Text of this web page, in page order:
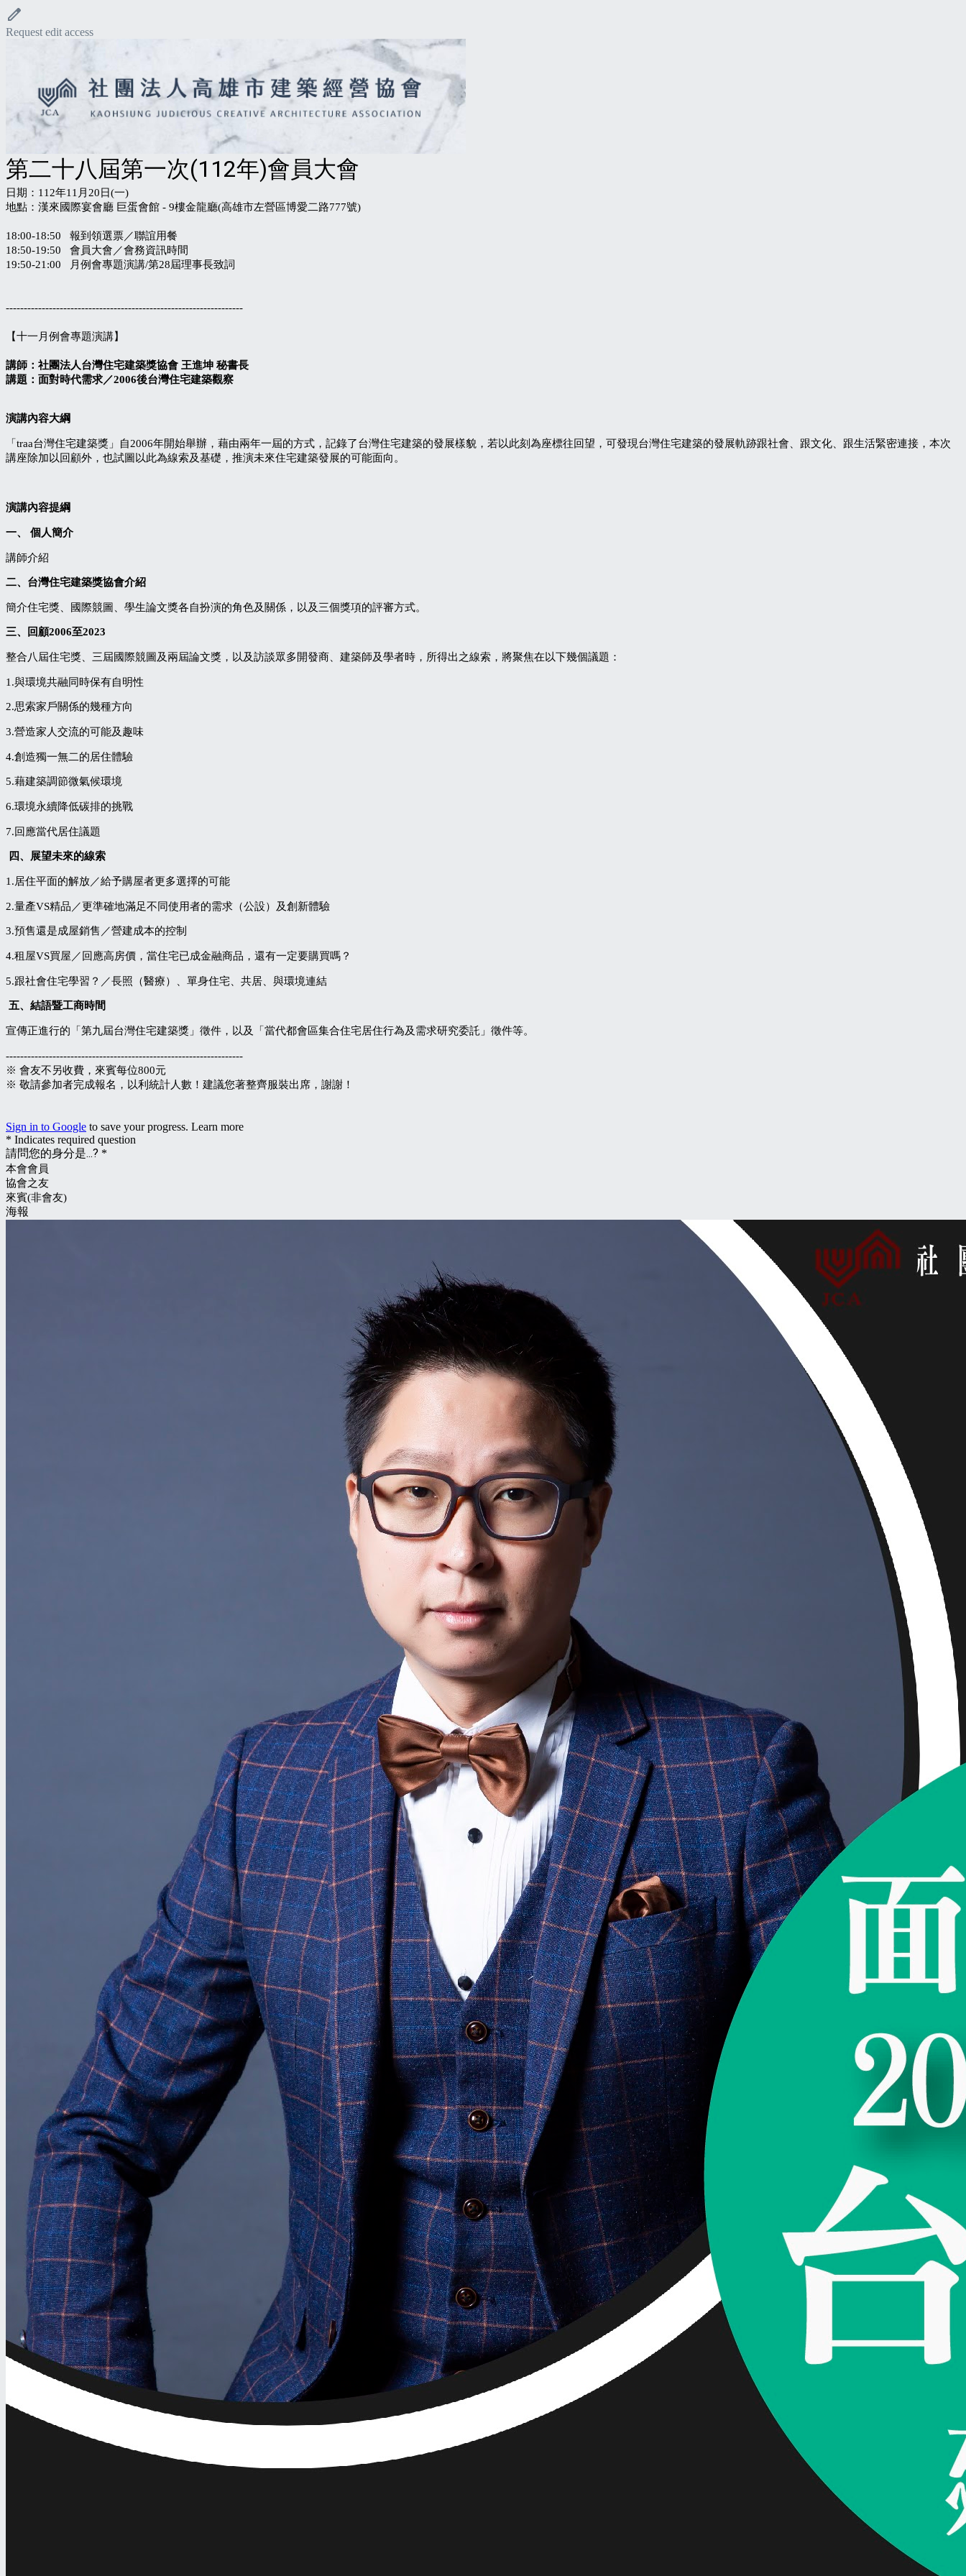
Request edit access
第二十八屆第一次(112年)會員大會
日期：112年11月20日(一)
地點：漢來國際宴會廳 巨蛋會館 - 9樓金龍廳(高雄市左營區博愛二路777號)
18:00-18:50 報到領選票／聯誼用餐
18:50-19:50 會員大會／會務資訊時間
19:50-21:00 月例會專題演講/第28屆理事長致詞
------------------------------------------------------------------
【十一月例會專題演講】
講師：社團法人台灣住宅建築獎協會 王進坤 秘書長
講題：面對時代需求／2006後台灣住宅建築觀察
演講內容大綱
「traa台灣住宅建築獎」自2006年開始舉辦，藉由兩年一屆的方式，記錄了台灣住宅建築的發展樣貌，若以此刻為座標往回望，可發現台灣住宅建築的發展軌跡跟社會、跟文化、跟生活緊密連接，本次
講座除加以回顧外，也試圖以此為線索及基礎，推演未來住宅建築發展的可能面向。
演講內容提綱
一、 個人簡介
講師介紹
二、台灣住宅建築獎協會介紹
簡介住宅獎、國際競圖、學生論文獎各自扮演的角色及關係，以及三個獎項的評審方式。
三、回顧2006至2023
整合八屆住宅獎、三屆國際競圖及兩屆論文獎，以及訪談眾多開發商、建築師及學者時，所得出之線索，將聚焦在以下幾個議題：
1.與環境共融同時保有自明性
2.思索家戶關係的幾種方向
3.營造家人交流的可能及趣味
4.創造獨一無二的居住體驗
5.藉建築調節微氣候環境
6.環境永續降低碳排的挑戰
7.回應當代居住議題
四、展望未來的線索
1.居住平面的解放／給予購屋者更多選擇的可能
2.量產VS精品／更準確地滿足不同使用者的需求（公設）及創新體驗
3.預售還是成屋銷售／營建成本的控制
4.租屋VS買屋／回應高房價，當住宅已成金融商品，還有一定要購買嗎？
5.跟社會住宅學習？／長照（醫療）、單身住宅、共居、與環境連結
五、結語暨工商時間
宣傳正進行的「第九屆台灣住宅建築獎」徵件，以及「當代都會區集合住宅居住行為及需求研究委託」徵件等。
------------------------------------------------------------------
※ 會友不另收費，來賓每位800元
※ 敬請參加者完成報名，以利統計人數！建議您著整齊服裝出席，謝謝！
Sign in to Google to save your progress. Learn more
* Indicates required question
請問您的身分是...? *
本會會員
協會之友
來賓(非會友)
海報